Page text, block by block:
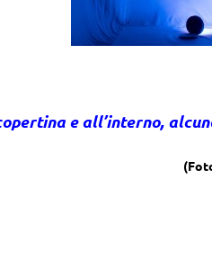
e all’interno,